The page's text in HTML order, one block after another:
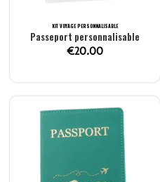
KIT VOYAGE PERSONNALISABLE
Passeport personnalisable
€20.00